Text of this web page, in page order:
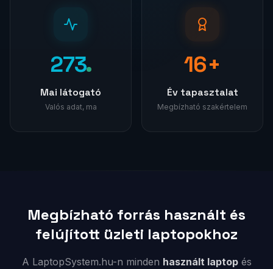
273
Mai látogató
Valós adat, ma
17+
Év tapasztalat
Megbízható szakértelem
Megbízható forrás használt és
felújított üzleti laptopokhoz
A LaptopSystem.hu-n minden használt laptopés